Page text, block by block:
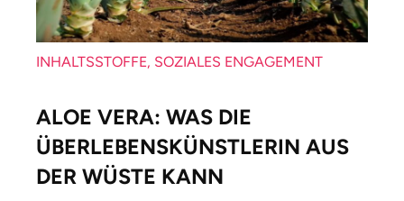
INHALTSSTOFFE, SOZIALES ENGAGEMENT
ALOE VERA: WAS DIE
ÜBERLEBENSKÜNSTLERIN AUS
DER WÜSTE KANN